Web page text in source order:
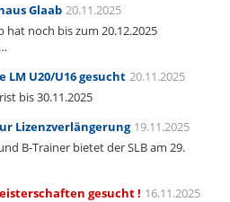
Glaab 20.11.2025
hat noch bis zum 20.12.2025
LM U20/U16 gesucht 20.11.2025
bis 30.11.2025
Lizenzverlängerung19.11.2025
B-Trainer bietet der SLB am 29.
gesucht ! 16.11.2025